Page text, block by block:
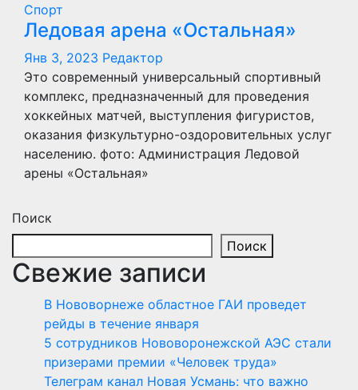
Спорт
Ледовая арена «Остальная»
Янв 3, 2023 Редактор
Это современный универсальный спортивный
комплекс, предназначенный для проведения
хоккейных матчей, выступления фигуристов,
оказания физкультурно-оздоровительных услуг
населению. фото: Администрация Ледовой
арены «Остальная»
Поиск
Поиск
Свежие записи
В Нововорнеже областное ГАИ проведет
рейды в течение января
5 сотрудников Нововоронежской АЭС стали
призерами премии «Человек труда»
Телеграм канал Новая Усмань: что важно